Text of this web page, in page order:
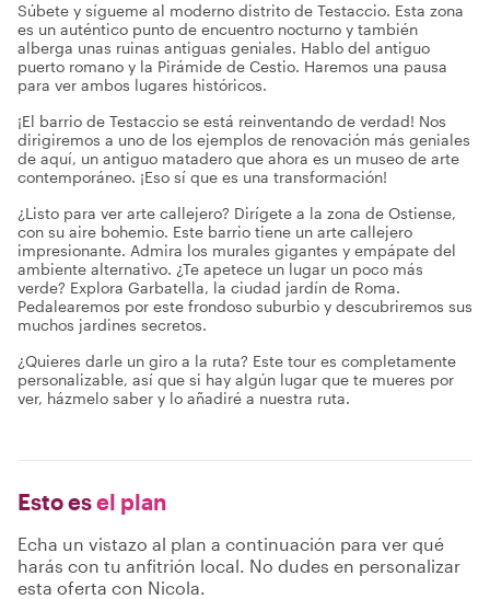
Súbete y sígueme al moderno distrito de Testaccio. Esta zona
es un auténtico punto de encuentro nocturno y también
alberga unas ruinas antiguas geniales. Hablo del antiguo
puerto romano y la Pirámide de Cestio. Haremos una pausa
para ver ambos lugares históricos.
¡El barrio de Testaccio se está reinventando de verdad! Nos
dirigiremos a uno de los ejemplos de renovación más geniales
de aquí, un antiguo matadero que ahora es un museo de arte
contemporáneo. ¡Eso sí que es una transformación!
¿Listo para ver arte callejero? Dirígete a la zona de Ostiense,
con su aire bohemio. Este barrio tiene un arte callejero
impresionante. Admira los murales gigantes y empápate del
ambiente alternativo. ¿Te apetece un lugar un poco más
verde? Explora Garbatella, la ciudad jardín de Roma.
Pedalearemos por este frondoso suburbio y descubriremos sus
muchos jardines secretos.
¿Quieres darle un giro a la ruta? Este tour es completamente
personalizable, así que si hay algún lugar que te mueres por
ver, házmelo saber y lo añadiré a nuestra ruta.
Esto esel plan
Echa un vistazo al plan a continuación para ver qué
harás con tu anfitrión local. No dudes en personalizar
esta oferta con Nicola.